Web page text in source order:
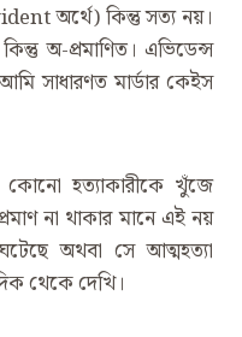
অর্থে) কিন্তু সত্য নয়।
অ-প্রমাণিত। এভিডেন্স
সাধারণত মার্ডার কেইস
হত্যাকারীকে খুঁজে
না থাকার মানে এই নয়
অথবা সে আত্মহত্যা
থেকে দেখি।